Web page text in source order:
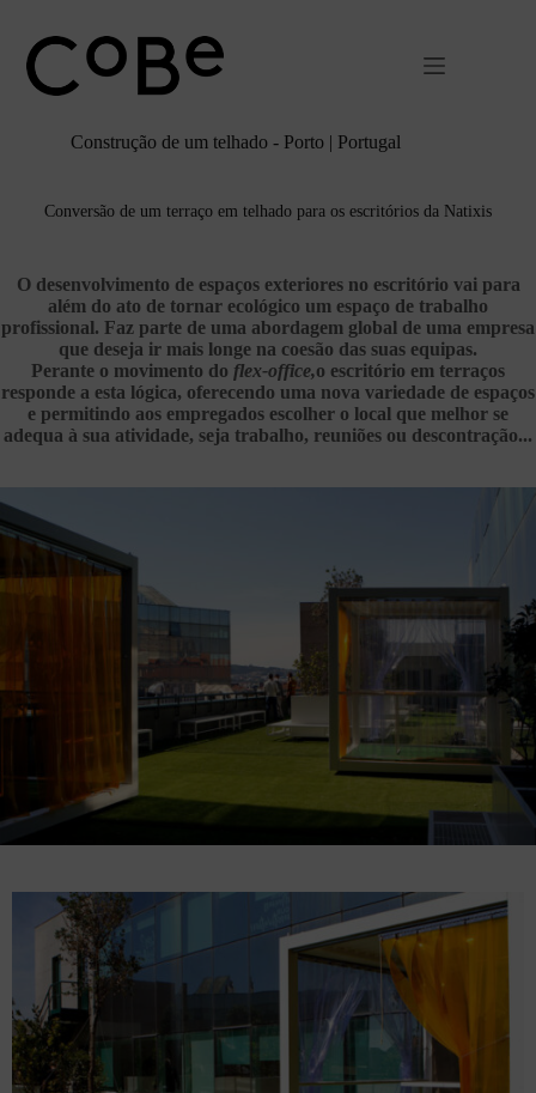
conteúdo
Construção de um telhado - Porto | Portugal
Conversão de um terraço em telhado para os escritórios da Natixis
O desenvolvimento de espaços exteriores no escritório vai para
além do ato de tornar ecológico um espaço de trabalho
profissional. Faz parte de uma abordagem global de uma empresa
que deseja ir mais longe na coesão das suas equipas.
Perante o movimento do flex-office,o escritório em terraços
responde a esta lógica, oferecendo uma nova variedade de espaços
e permitindo aos empregados escolher o local que melhor se
adequa à sua atividade, seja trabalho, reuniões ou descontração...